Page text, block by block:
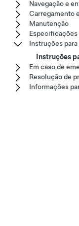
Navegação e
Carregamento
Manutenção
Especificações
Instruções
Instruções
Em caso de
Resolução de
Informações